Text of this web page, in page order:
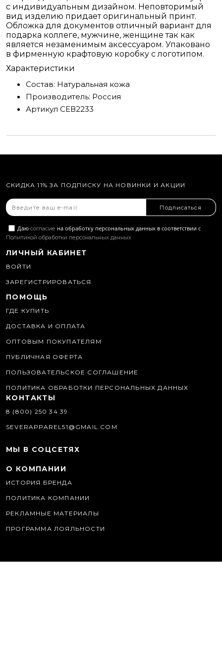
с индивидуальным дизайном. Неповторимый
вид изделию придает оригинальный принт.
Обложка для документов отличный вариант для
подарка коллеге, мужчине, женщине так как
является незаменимым аксессуаром. Упаковано
в фирменную крафтовую коробку с логотипом.
Характеристики
Состав: Натуральная кожа
Производитель: Россия
Артикул СЕВ2233
СКИДКА 11% ЗА ПОДПИСКУ НА НОВИНКИ И АКЦИИ
Подписаться
Даю согласие на обработку персональных данных в соответствии с
Политикой обработки персональных данных
ЛИЧНЫЙ КАБИНЕТ
ВОЙТИ
ЗАРЕГИСТРИРОВАТЬСЯ
ПОМОЩЬ
ГДЕ КУПИТЬ
ДОСТАВКА И ОПЛАТА
ОПТОВЫМ ПОКУПАТЕЛЯМ
ПУБЛИЧНАЯ ОФЕРТА
ПОЛЬЗОВАТЕЛЬСКОЕ СОГЛАШЕНИЕ
ПОЛИТИКА ОБРАБОТКИ ПЕРСОНАЛЬНЫХ ДАННЫХ
КОНТАКТЫ
8 (800) 250 34 39
SEVERAPPAREL51@GMAIL.COM
МЫ В СОЦСЕТЯХ
О КОМПАНИИ
ИСТОРИЯ БРЕНДА
ПОЛИТИКА КОМПАНИИ
РЕКЛАМНЫЕ МАТЕРИАЛЫ
ПРОГРАММА ЛОЯЛЬНОСТИ